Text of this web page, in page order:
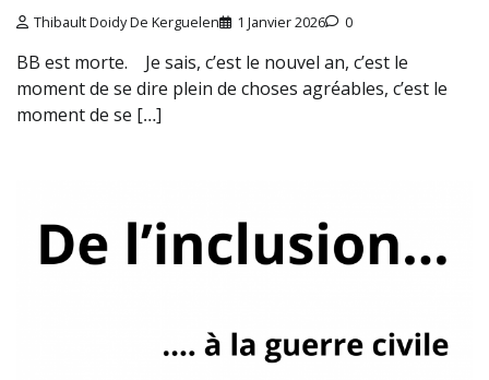
Thibault Doidy De Kerguelen 1 Janvier 2026 0
BB est morte. Je sais, c’est le nouvel an, c’est le
moment de se dire plein de choses agréables, c’est le
moment de se […]